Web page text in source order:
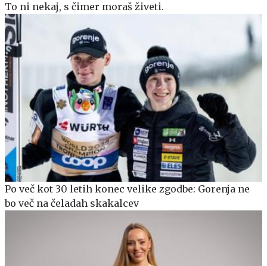
To ni nekaj, s čimer moraš živeti.
Po več kot 30 letih konec velike zgodbe: Gorenja ne
bo več na čeladah skakalcev